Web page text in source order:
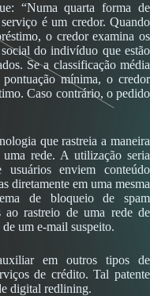
“Numa quarta forma de
é um credor. Quando
o credor examina os
do indivíduo que estão
Se a classificação média
mínima, o credor
Caso contrário, o pedido
que rastreia a maneira
rede. A utilização seria
enviem conteúdo
diretamente em uma mesma
de bloqueio de spam
ao rastreio de uma rede de
um e-mail suspeito.
em outros tipos de
de crédito. Tal patente
digital redlining.